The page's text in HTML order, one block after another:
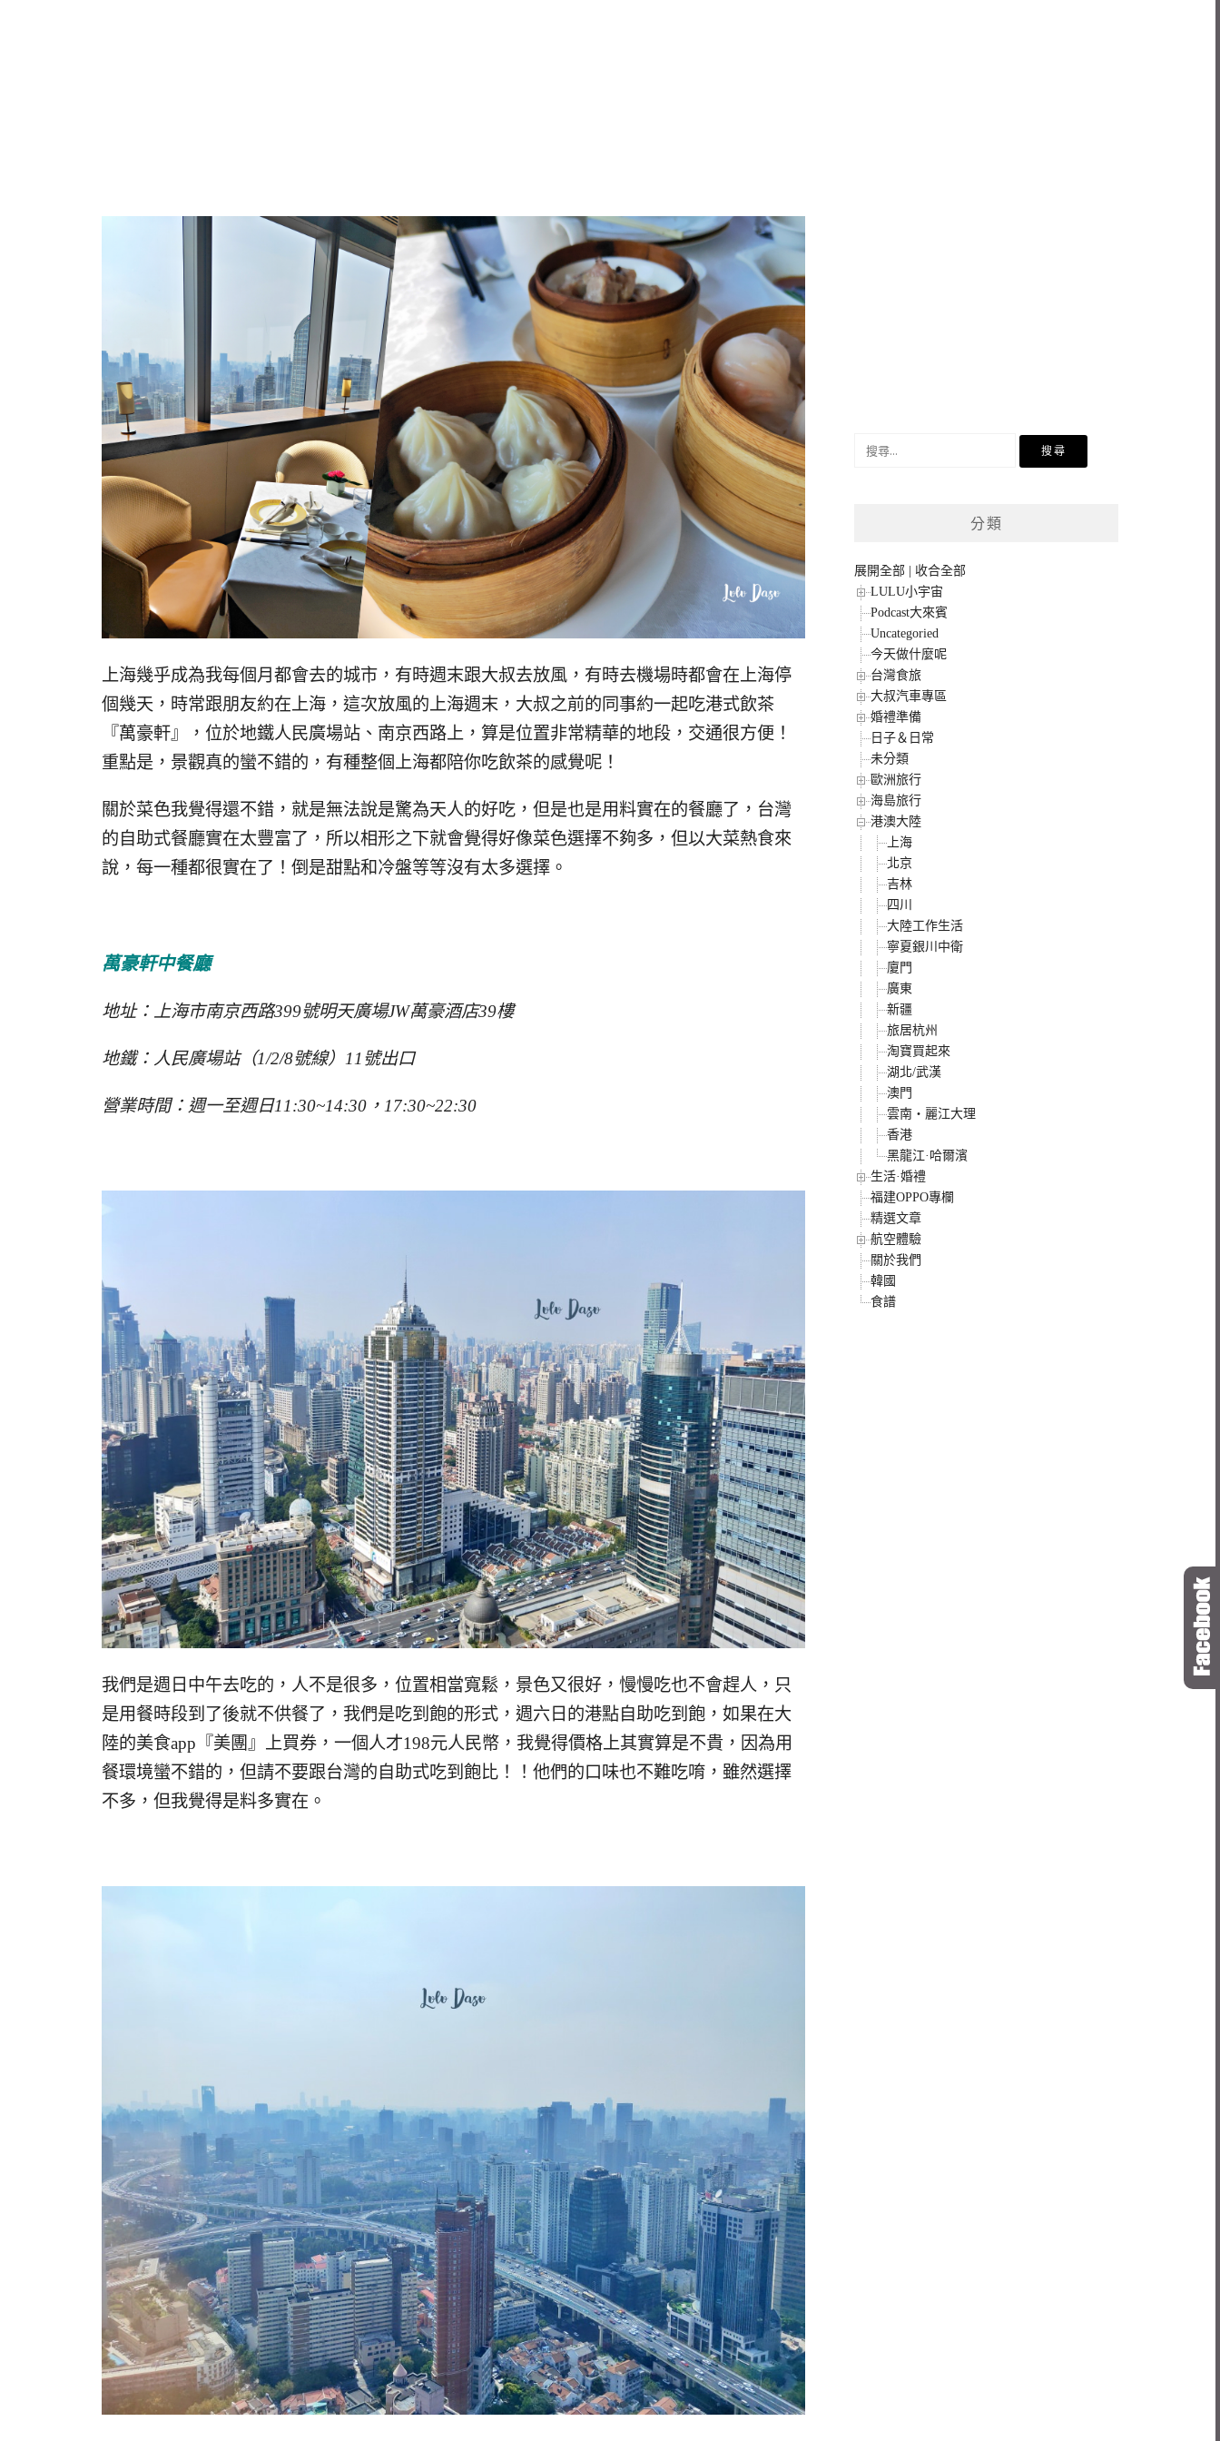
上海幾乎成為我每個月都會去的城市，有時週末跟大叔去放風，有時去機場時都會在上海停
個幾天，時常跟朋友約在上海，這次放風的上海週末，大叔之前的同事約一起吃港式飲茶
『萬豪軒』，位於地鐵人民廣場站、南京西路上，算是位置非常精華的地段，交通很方便！
重點是，景觀真的蠻不錯的，有種整個上海都陪你吃飲茶的感覺呢！
關於菜色我覺得還不錯，就是無法說是驚為天人的好吃，但是也是用料實在的餐廳了，台灣
的自助式餐廳實在太豐富了，所以相形之下就會覺得好像菜色選擇不夠多，但以大菜熱食來
說，每一種都很實在了！倒是甜點和冷盤等等沒有太多選擇。
萬豪軒中餐廳
地址：上海市南京西路399號明天廣場JW萬豪酒店39樓
地鐵：人民廣場站（1/2/8號線）11號出口
營業時間：週一至週日11:30~14:30，17:30~22:30
我們是週日中午去吃的，人不是很多，位置相當寬鬆，景色又很好，慢慢吃也不會趕人，只
是用餐時段到了後就不供餐了，我們是吃到飽的形式，週六日的港點自助吃到飽，如果在大
陸的美食app『美團』上買券，一個人才198元人民幣，我覺得價格上其實算是不貴，因為用
餐環境蠻不錯的，但請不要跟台灣的自助式吃到飽比！！他們的口味也不難吃唷，雖然選擇
不多，但我覺得是料多實在。
分類
展開全部
收合全部
LULU小宇宙
Podcast大來賓
Uncategoried
今天做什麼呢
台灣食旅
大叔汽車專區
婚禮準備
日子＆日常
未分類
歐洲旅行
海島旅行
港澳大陸
上海
北京
吉林
四川
大陸工作生活
寧夏銀川中衛
廈門
廣東
新疆
旅居杭州
淘寶買起來
湖北/武漢
澳門
雲南‧麗江大理
香港
黑龍江·哈爾濱
生活·婚禮
福建OPPO專欄
精選文章
航空體驗
關於我們
韓國
食譜